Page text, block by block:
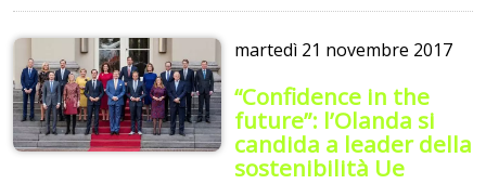
martedì 21 novembre 2017
“Confidence in the
future”: l’Olanda si
candida a leader della
sostenibilità Ue